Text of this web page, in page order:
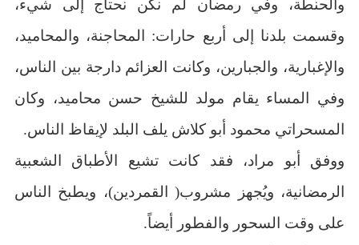
والحنطة، وفي رمضان لم نكن نحتاج إلى شيء،
وقسمت بلدنا إلى أربع حارات: المحاجنة، والمحاميد،
والإغبارية، والجبارين، وكانت العزائم دارجة بين الناس،
وفي المساء يقام مولد للشيخ حسن محاميد، وكان
المسحراتي محمود أبو كلاش يلف البلد لإيقاظ الناس.
ووفق أبو مراد، فقد كانت تشيع الأطباق الشعبية
الرمضانية، ويُجهز مشروب( القمردين)، ويطبخ الناس
على وقت السحور والفطور أيضاً.